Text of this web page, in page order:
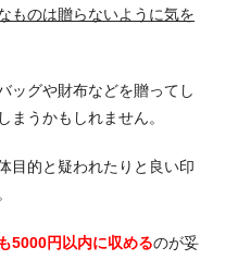
ものは贈らないように気を
ッグや財布などを贈ってし
まうかもしれません。
目的と疑われたりと良い印
5000円以内に収めるのが妥